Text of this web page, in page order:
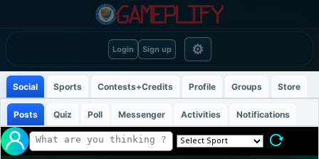
Login Sign up ⚙
Social Sports Contests+Credits Profile Groups Store
Posts Quiz Poll Messenger Activities Notifications